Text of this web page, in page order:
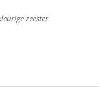
zeester